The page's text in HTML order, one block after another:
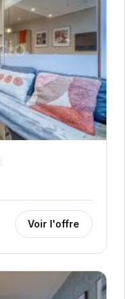
Voir l'offre